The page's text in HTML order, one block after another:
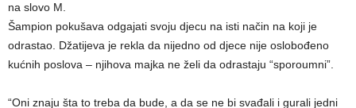
na slovo M.
Šampion pokušava odgajati svoju djecu na isti način na koji je
odrastao. Džatijeva je rekla da nijedno od djece nije oslobođeno
kućnih poslova – njihova majka ne želi da odrastaju “sporoumni”.
“Oni znaju šta to treba da bude, a da se ne bi svađali i gurali jedni